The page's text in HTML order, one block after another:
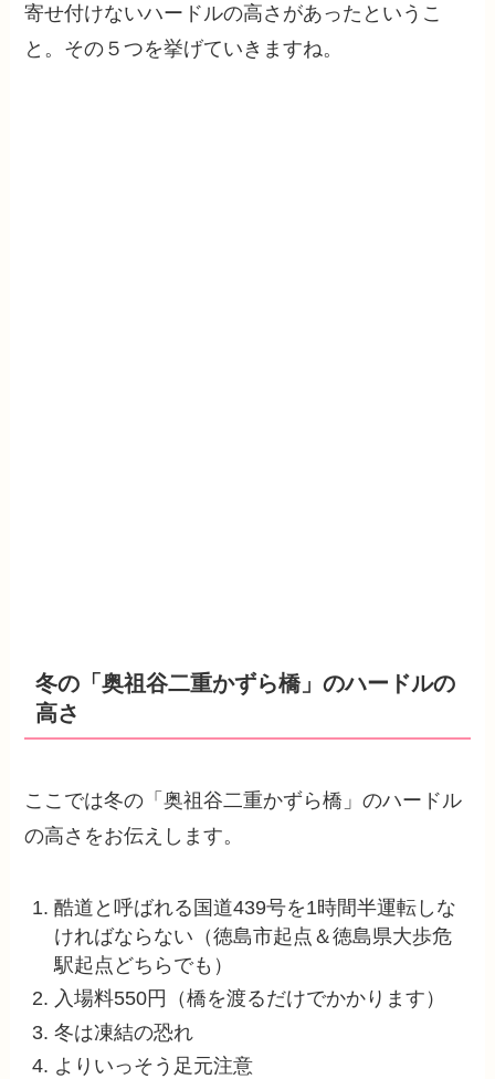
寄せ付けないハードルの高さがあったというこ
と。その５つを挙げていきますね。
冬の「奥祖谷二重かずら橋」のハードルの
高さ
ここでは冬の「奥祖谷二重かずら橋」のハードル
の高さをお伝えします。
酷道と呼ばれる国道439号を1時間半運転しな
ければならない（徳島市起点＆徳島県大歩危
駅起点どちらでも）
入場料550円（橋を渡るだけでかかります）
冬は凍結の恐れ
よりいっそう足元注意